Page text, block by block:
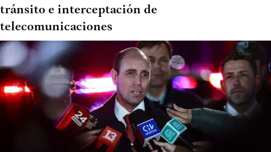
tránsito e interceptación de
telecomunicaciones